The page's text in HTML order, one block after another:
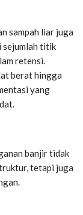
sampah liar juga
sejumlah titik
retensi.
berat hingga
yang
banjir tidak
tetapi juga